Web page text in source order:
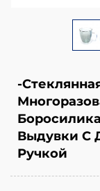
glass
candy
jar,glass
vase,
glass
-
Выдувки С
Ручкой